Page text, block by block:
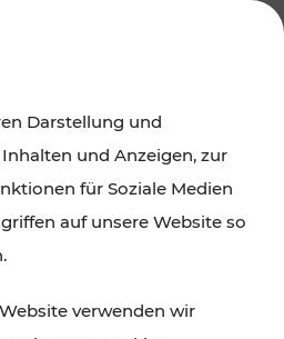
zu Fahrplanänderungen,
Darstellung und
und Anzeigen, zur
für Soziale Medien
auf unsere Website so
verwenden wir